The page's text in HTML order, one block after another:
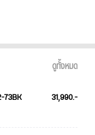
ดูทั้งหมด
73BK 31,990.-